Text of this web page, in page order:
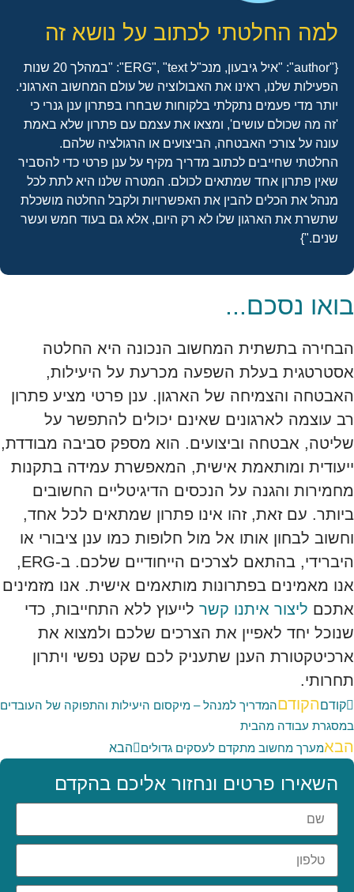
למה החלטתי לכתוב על נושא זה
{"author": "איל גיבעון, מנכ"ל ERG", "text": "במהלך 20 שנות
הפעילות שלנו, ראינו את האבולוציה של עולם המחשוב הארגוני.
יותר מדי פעמים נתקלתי בלקוחות שבחרו בפתרון ענן גנרי כי
'זה מה שכולם עושים', ומצאו את עצמם עם פתרון שלא באמת
עונה על צורכי האבטחה, הביצועים או הרגולציה שלהם.
החלטתי שחייבים לכתוב מדריך מקיף על ענן פרטי כדי להסביר
שאין פתרון אחד שמתאים לכולם. המטרה שלנו היא לתת לכל
מנהל את הכלים להבין את האפשרויות ולקבל החלטה מושכלת
שתשרת את הארגון שלו לא רק היום, אלא גם בעוד חמש ועשר
שנים."}
בואו נסכם...
הבחירה בתשתית המחשוב הנכונה היא החלטה
אסטרטגית בעלת השפעה מכרעת על היעילות,
האבטחה והצמיחה של הארגון. ענן פרטי מציע פתרון
רב עוצמה לארגונים שאינם יכולים להתפשר על
שליטה, אבטחה וביצועים. הוא מספק סביבה מבודדת,
ייעודית ומותאמת אישית, המאפשרת עמידה בתקנות
מחמירות והגנה על הנכסים הדיגיטליים החשובים
ביותר. עם זאת, זהו אינו פתרון שמתאים לכל אחד,
וחשוב לבחון אותו אל מול חלופות כמו ענן ציבורי או
היברידי, בהתאם לצרכים הייחודיים שלכם. ב-ERG,
אנו מאמינים בפתרונות מותאמים אישית. אנו מזמינים
אתכם ליצור איתנו קשר לייעוץ ללא התחייבות, כדי
שנוכל יחד לאפיין את הצרכים שלכם ולמצוא את
ארכיטקטורת הענן שתעניק לכם שקט נפשי ויתרון
תחרותי.
קודםהקודםהמדריך למנהל – מיקסום היעילות והתפוקה של העובדים
במסגרת עבודה מהבית
הבאמערך מחשוב מתקדם לעסקים גדולים הבא
השאירו פרטים ונחזור אליכם בהקדם